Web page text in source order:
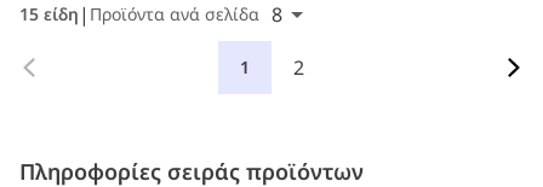
15 είδη Προϊόντα ανά σελίδα 8
1 2
Πληροφορίες σειράς προϊόντων